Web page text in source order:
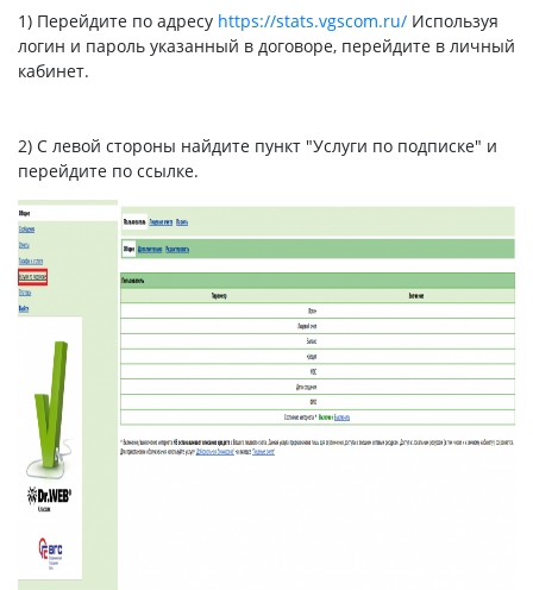
1) Перейдите по адресу https://stats.vgscom.ru/ Используя
логин и пароль указанный в договоре, перейдите в личный
кабинет.
2) С левой стороны найдите пункт "Услуги по подписке" и
перейдите по ссылке.